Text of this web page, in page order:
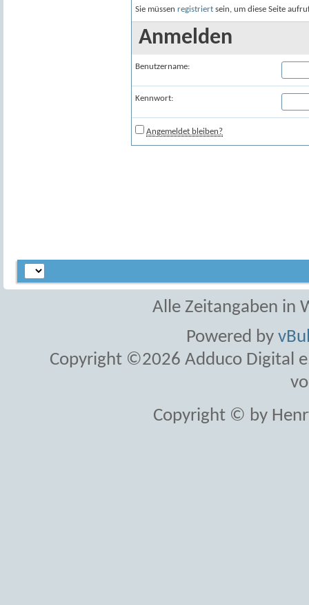
Sie müssen registriert sein, um diese Seite
Anmelden
Benutzername:
Kennwort:
Angemeldet bleiben?
Alle Zeitangaben in
Powered by
Copyright ©2026 Adduco Digital
Copyright © by